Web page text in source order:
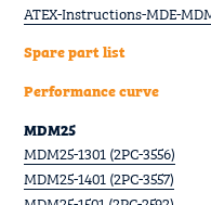
ATEX-Instructions-MDE-
Spare part list
Performance curve
MDM25
MDM25-1301 (2PC-3556)
MDM25-1401 (2PC-3557)